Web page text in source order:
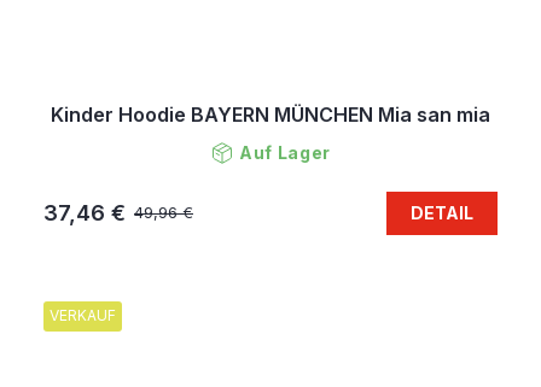
Kinder Hoodie BAYERN MÜNCHEN Mia san mia
Auf Lager
49,96 €
37,46 € DETAIL
VERKAUF